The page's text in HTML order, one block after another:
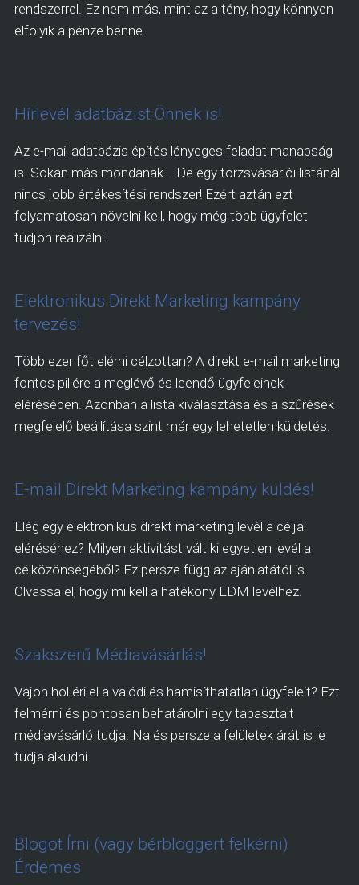
rendszerrel. Ez nem más, mint az a tény, hogy könnyen
elfolyik a pénze benne.
Hírlevél adatbázist Önnek is!
Az e-mail adatbázis építés lényeges feladat manapság
is. Sokan más mondanak... De egy törzsvásárlói listánál
nincs jobb értékesítési rendszer! Ezért aztán ezt
folyamatosan növelni kell, hogy még több ügyfelet
tudjon realizálni.
Elektronikus Direkt Marketing kampány
tervezés!
Több ezer főt elérni célzottan? A direkt e-mail marketing
fontos pillére a meglévő és leendő ügyfeleinek
elérésében. Azonban a lista kiválasztása és a szűrések
megfelelő beállítása szint már egy lehetetlen küldetés.
E-mail Direkt Marketing kampány küldés!
Elég egy elektronikus direkt marketing levél a céljai
eléréséhez? Milyen aktivitást vált ki egyetlen levél a
célközönségéből? Ez persze függ az ajánlatától is.
Olvassa el, hogy mi kell a hatékony EDM levélhez.
Szakszerű Médiavásárlás!
Vajon hol éri el a valódi és hamisíthatatlan ügyfeleit? Ezt
felmérni és pontosan behatárolni egy tapasztalt
médiavásárló tudja. Na és persze a felületek árát is le
tudja alkudni.
Blogot Írni (vagy bérbloggert felkérni)
Érdemes